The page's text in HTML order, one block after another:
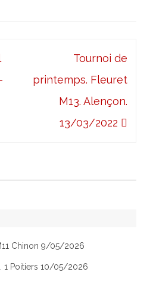
Tournoi de
printemps. Fleuret
M13. Alençon.
13/03/2022
Chinon 9/05/2026
1 Poitiers 10/05/2026